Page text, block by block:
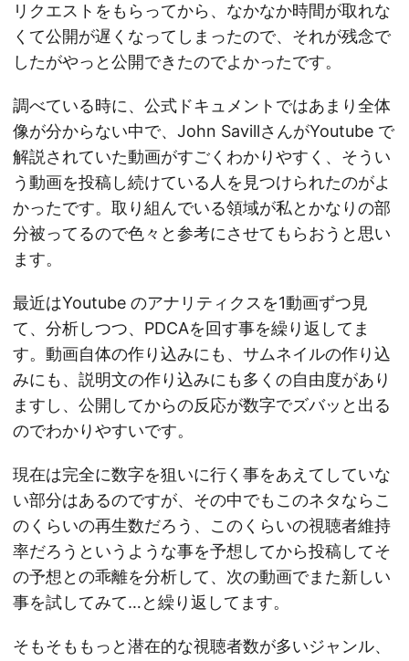
リクエストをもらってから、なかなか時間が取れな
くて公開が遅くなってしまったので、それが残念で
したがやっと公開できたのでよかったです。
調べている時に、公式ドキュメントではあまり全体
像が分からない中で、John SavillさんがYoutube で
解説されていた動画がすごくわかりやすく、そうい
う動画を投稿し続けている人を見つけられたのがよ
かったです。取り組んでいる領域が私とかなりの部
分被ってるので色々と参考にさせてもらおうと思い
ます。
最近はYoutube のアナリティクスを1動画ずつ見
て、分析しつつ、PDCAを回す事を繰り返してま
す。動画自体の作り込みにも、サムネイルの作り込
みにも、説明文の作り込みにも多くの自由度があり
ますし、公開してからの反応が数字でズバッと出る
のでわかりやすいです。
現在は完全に数字を狙いに行く事をあえてしていな
い部分はあるのですが、その中でもこのネタならこ
のくらいの再生数だろう、このくらいの視聴者維持
率だろうというような事を予想してから投稿してそ
の予想との乖離を分析して、次の動画でまた新しい
事を試してみて…と繰り返してます。
そもそももっと潜在的な視聴者数が多いジャンル、